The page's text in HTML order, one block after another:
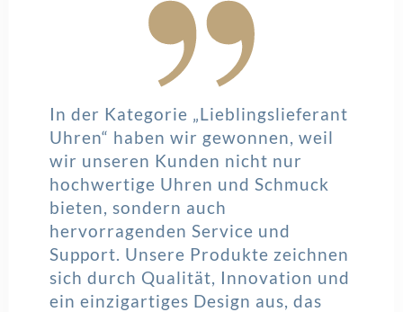
In der Kategorie „Lieblingslieferant
Uhren“ haben wir gewonnen, weil
wir unseren Kunden nicht nur
hochwertige Uhren und Schmuck
bieten, sondern auch
hervorragenden Service und
Support. Unsere Produkte zeichnen
sich durch Qualität, Innovation und
ein einzigartiges Design aus, das